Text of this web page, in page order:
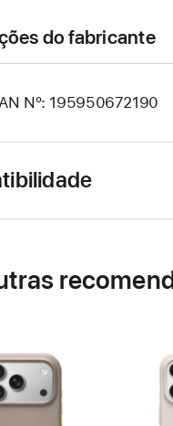
do fabricante
Nº: 195950672190